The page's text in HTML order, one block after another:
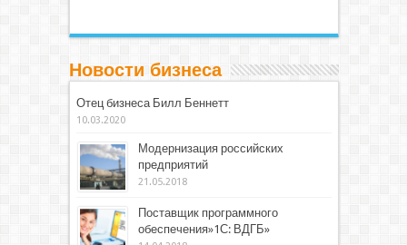
Новости бизнеса
Отец бизнеса Билл Беннетт
10.03.2020
Модернизация российских
предприятий
21.05.2018
Поставщик программного
обеспечения»1С: ВДГБ»